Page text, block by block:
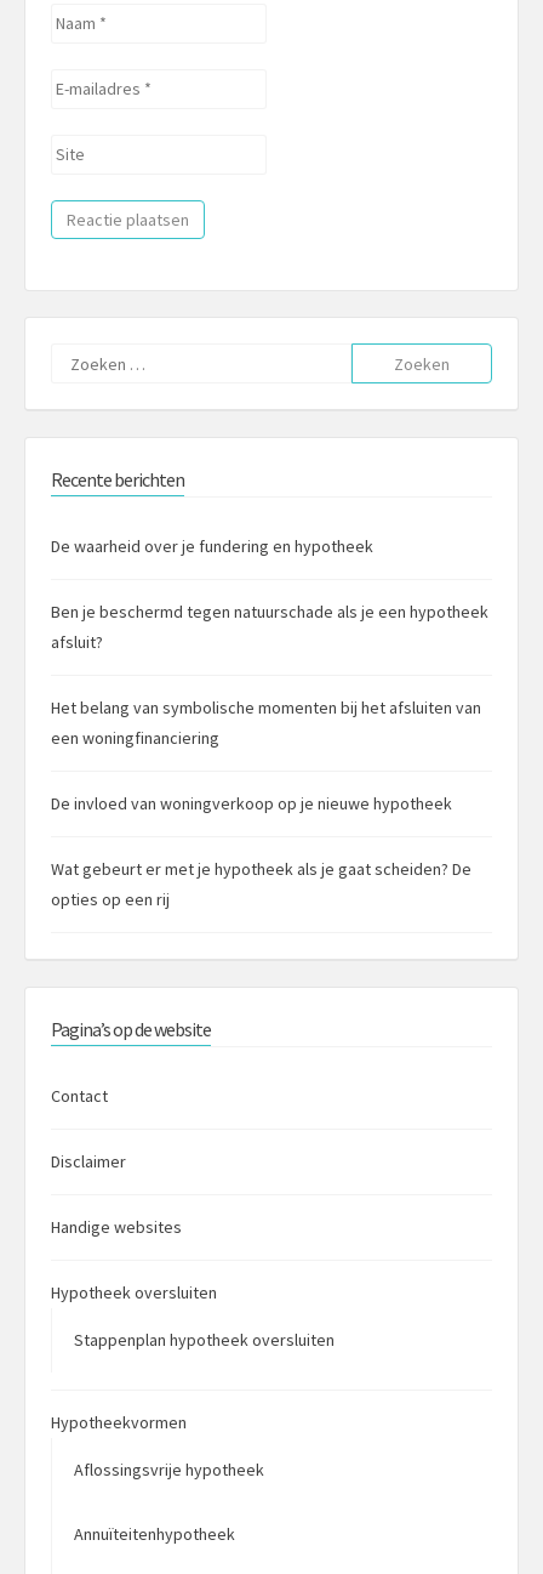
Naam
E-
Site
Zoeken
naar:
Recente berichten
De waarheid over je fundering en hypotheek
Ben je beschermd tegen natuurschade als je een hypotheek
afsluit?
Het belang van symbolische momenten bij het afsluiten van
een woningfinanciering
De invloed van woningverkoop op je nieuwe hypotheek
Wat gebeurt er met je hypotheek als je gaat scheiden? De
opties op een rij
Pagina’s op de website
Contact
Disclaimer
Handige websites
Hypotheek oversluiten
Stappenplan hypotheek oversluiten
Hypotheekvormen
Aflossingsvrije hypotheek
Annuïteitenhypotheek